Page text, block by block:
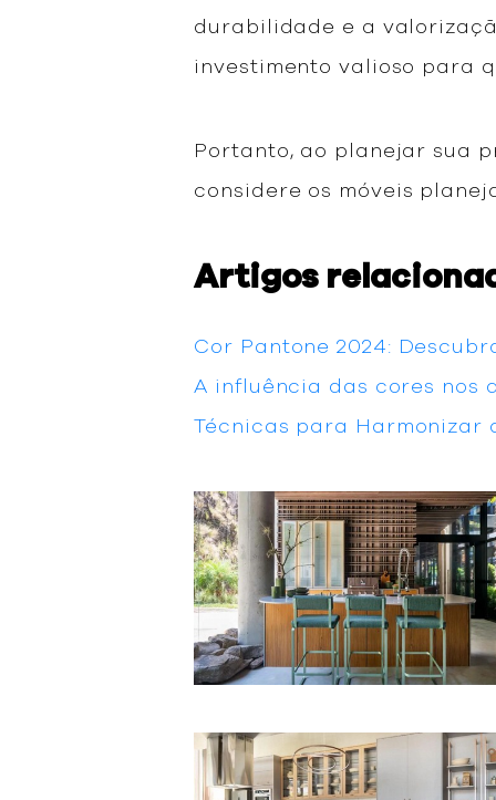
durabilidade e a
investimento valioso para
Portanto, ao planejar sua
considere os móveis
Artigos
Cor Pantone 2024:
A influência das cores nos
Técnicas para Harmonizar